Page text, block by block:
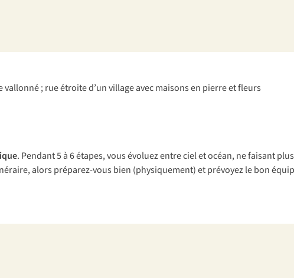
. Pendant 5 à 6 étapes, vous évoluez entre ciel et océan, ne faisant
alors préparez-vous bien (physiquement) et prévoyez le bon